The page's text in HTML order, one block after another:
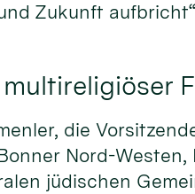
Zukunft
die
Nord-Westen,
jüdischen